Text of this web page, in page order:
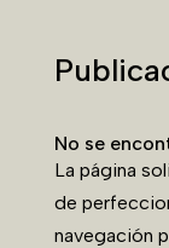
No se
La página
de
navegación